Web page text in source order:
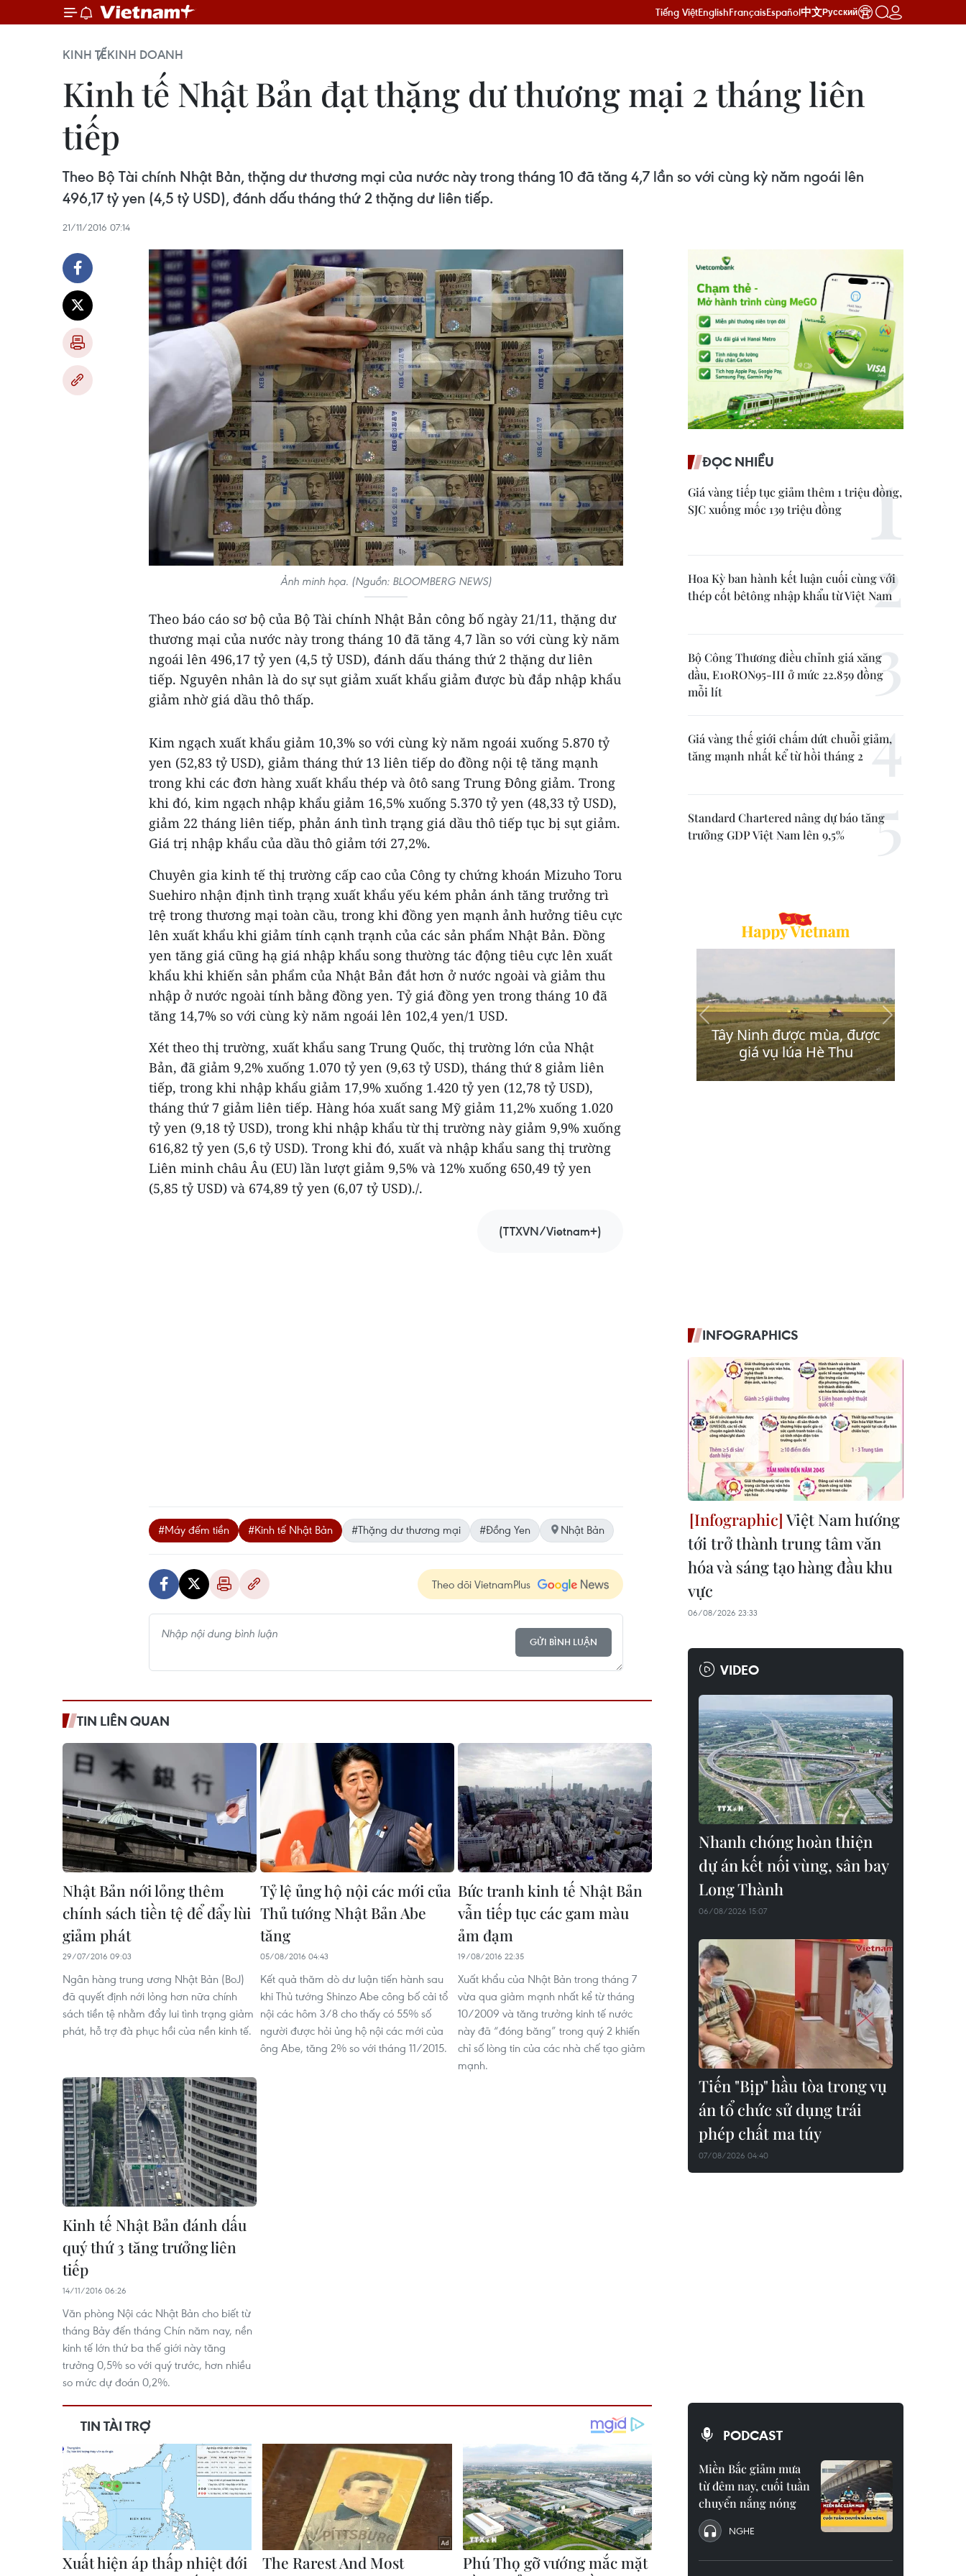
Tiếng ViệtEnglishFrançaisEspañol中文Русский
KINH TẾKINH DOANH
Kinh tế Nhật Bản đạt thặng dư thương mại 2 tháng liên
tiếp
Theo Bộ Tài chính Nhật Bản, thặng dư thương mại của nước này trong tháng 10 đã tăng 4,7 lần so với cùng kỳ năm ngoái lên
496,17 tỷ yen (4,5 tỷ USD), đánh dấu tháng thứ 2 thặng dư liên tiếp.
21/11/2016 07:14
Ảnh minh họa. (Nguồn: BLOOMBERG NEWS)
Theo báo cáo sơ bộ của Bộ Tài chính Nhật Bản công bố ngày 21/11, thặng dư
thương mại của nước này trong tháng 10 đã tăng 4,7 lần so với cùng kỳ năm
ngoái lên 496,17 tỷ yen (4,5 tỷ USD), đánh dấu tháng thứ 2 thặng dư liên
tiếp. Nguyên nhân là do sự sụt giảm xuất khẩu giảm được bù đắp nhập khẩu
giảm nhờ giá dầu thô thấp.
Kim ngạch xuất khẩu giảm 10,3% so với cùng kỳ năm ngoái xuống 5.870 tỷ
yen (52,83 tỷ USD), giảm tháng thứ 13 liên tiếp do đồng nội tệ tăng mạnh
trong khi các đơn hàng xuất khẩu thép và ôtô sang Trung Đông giảm. Trong
khi đó, kim ngạch nhập khẩu giảm 16,5% xuống 5.370 tỷ yen (48,33 tỷ USD),
giảm 22 tháng liên tiếp, phản ánh tình trạng giá dầu thô tiếp tục bị sụt giảm.
Giá trị nhập khẩu của dầu thô giảm tới 27,2%.
Chuyên gia kinh tế thị trường cấp cao của Công ty chứng khoán Mizuho Toru
Suehiro nhận định tình trạng xuất khẩu yếu kém phản ánh tăng trưởng trì
trệ trong thương mại toàn cầu, trong khi đồng yen mạnh ảnh hưởng tiêu cực
lên xuất khẩu khi giảm tính cạnh trạnh của các sản phẩm Nhật Bản. Đồng
yen tăng giá cũng hạ giá nhập khẩu song thường tác động tiêu cực lên xuất
khẩu khi khiến sản phẩm của Nhật Bản đắt hơn ở nước ngoài và giảm thu
nhập ở nước ngoài tính bằng đồng yen. Tỷ giá đồng yen trong tháng 10 đã
tăng 14,7% so với cùng kỳ năm ngoái lên 102,4 yen/1 USD.
Xét theo thị trường, xuất khẩu sang Trung Quốc, thị trường lớn của Nhật
Bản, đã giảm 9,2% xuống 1.070 tỷ yen (9,63 tỷ USD), tháng thứ 8 giảm liên
tiếp, trong khi nhập khẩu giảm 17,9% xuống 1.420 tỷ yen (12,78 tỷ USD),
tháng thứ 7 giảm liên tiếp. Hàng hóa xuất sang Mỹ giảm 11,2% xuống 1.020
tỷ yen (9,18 tỷ USD), trong khi nhập khẩu từ thị trường này giảm 9,9% xuống
616,82 tỷ yen (5,6 tỷ USD). Trong khi đó, xuất và nhập khẩu sang thị trường
Liên minh châu Âu (EU) lần lượt giảm 9,5% và 12% xuống 650,49 tỷ yen
(5,85 tỷ USD) và 674,89 tỷ yen (6,07 tỷ USD)./.
(TTXVN/Vietnam+)
#Máy đếm tiền #Kinh tế Nhật Bản #Thặng dư thương mại #Đồng Yen Nhật Bản
Theo dõi VietnamPlus
GỬI BÌNH LUẬN
TIN LIÊN QUAN
Nhật Bản nới lỏng thêm
chính sách tiền tệ để đẩy lùi
giảm phát
29/07/2016 09:03
Ngân hàng trung ương Nhật Bản (BoJ)
đã quyết định nới lỏng hơn nữa chính
sách tiền tệ nhằm đẩy lui tình trạng giảm
phát, hỗ trợ đà phục hồi của nền kinh tế.
Tỷ lệ ủng hộ nội các mới của
Thủ tướng Nhật Bản Abe
tăng
05/08/2016 04:43
Kết quả thăm dò dư luận tiến hành sau
khi Thủ tướng Shinzo Abe công bố cải tổ
nội các hôm 3/8 cho thấy có 55% số
người được hỏi ủng hộ nội các mới của
ông Abe, tăng 2% so với tháng 11/2015.
Bức tranh kinh tế Nhật Bản
vẫn tiếp tục các gam màu
ảm đạm
19/08/2016 22:35
Xuất khẩu của Nhật Bản trong tháng 7
vừa qua giảm mạnh nhất kể từ tháng
10/2009 và tăng trưởng kinh tế nước
này đã “đóng băng” trong quý 2 khiến
chỉ số lòng tin của các nhà chế tạo giảm
mạnh.
Kinh tế Nhật Bản đánh dấu
quý thứ 3 tăng trưởng liên
tiếp
14/11/2016 06:26
Văn phòng Nội các Nhật Bản cho biết từ
tháng Bảy đến tháng Chín năm nay, nền
kinh tế lớn thứ ba thế giới này tăng
trưởng 0,5% so với quý trước, hơn nhiều
so mức dự đoán 0,2%.
ĐỌC NHIỀU
Giá vàng tiếp tục giảm thêm 1 triệu đồng,
SJC xuống mốc 139 triệu đồng
Hoa Kỳ ban hành kết luận cuối cùng với
thép cốt bêtông nhập khẩu từ Việt Nam
Bộ Công Thương điều chỉnh giá xăng
dầu, E10RON95-III ở mức 22.859 đồng
mỗi lít
Giá vàng thế giới chấm dứt chuỗi giảm,
tăng mạnh nhất kể từ hồi tháng 2
Standard Chartered nâng dự báo tăng
trưởng GDP Việt Nam lên 9,5%
INFOGRAPHICS
Việt Nam hướng
tới trở thành trung tâm văn
hóa và sáng tạo hàng đầu khu
vực
06/08/2026 23:33
VIDEO
Nhanh chóng hoàn thiện
dự án kết nối vùng, sân bay
Long Thành
06/08/2026 15:07
Tiến "Bịp" hầu tòa trong vụ
án tổ chức sử dụng trái
phép chất ma túy
07/08/2026 04:40
PODCAST
Miền Bắc giảm mưa
từ đêm nay, cuối tuần
chuyển nắng nóng
NGHE